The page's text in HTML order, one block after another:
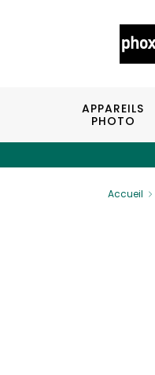
APPAREILS
PHOTO
Accueil